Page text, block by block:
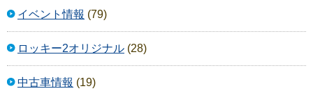
イベント情報 (79)
ロッキー2オリジナル (28)
中古車情報 (19)